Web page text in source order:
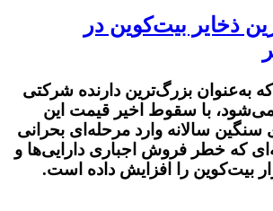
ذخایر بیت‌کوین در
به‌عنوان بزرگ‌ترین دارنده شرکتی
با سقوط اخیر قیمت این
سنگین سالانه وارد مرحله‌ای بحرانی
که خطر فروش اجباری دارایی‌ها و
بیت‌کوین را افزایش داده است.